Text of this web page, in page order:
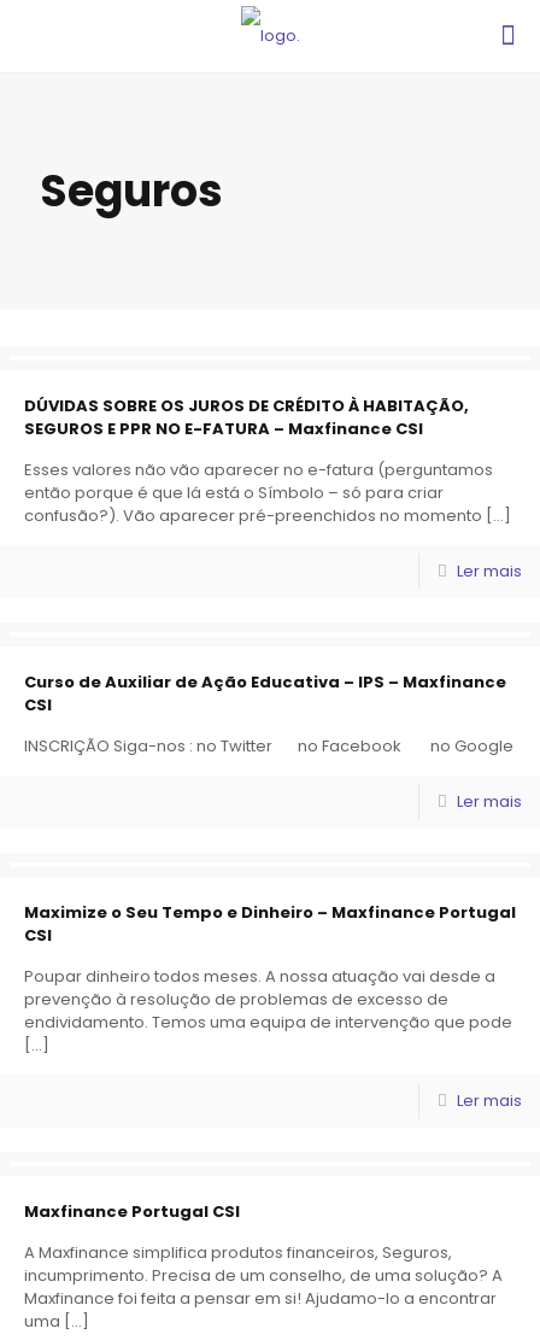
Seguros
DÚVIDAS SOBRE OS JUROS DE CRÉDITO À HABITAÇÃO,
SEGUROS E PPR NO E-FATURA – Maxfinance CSI
Esses valores não vão aparecer no e-fatura (perguntamos
então porque é que lá está o Símbolo – só para criar
confusão?). Vão aparecer pré-preenchidos no momento […]
Ler mais
Curso de Auxiliar de Ação Educativa – IPS – Maxfinance
CSI
INSCRIÇÃO Siga-nos : no Twitter no Facebook no Google
Ler mais
Maximize o Seu Tempo e Dinheiro – Maxfinance Portugal
CSI
Poupar dinheiro todos meses. A nossa atuação vai desde a
prevenção à resolução de problemas de excesso de
endividamento. Temos uma equipa de intervenção que pode
[…]
Ler mais
Maxfinance Portugal CSI
A Maxfinance simplifica produtos financeiros, Seguros,
incumprimento. Precisa de um conselho, de uma solução? A
Maxfinance foi feita a pensar em si! Ajudamo-lo a encontrar
uma […]